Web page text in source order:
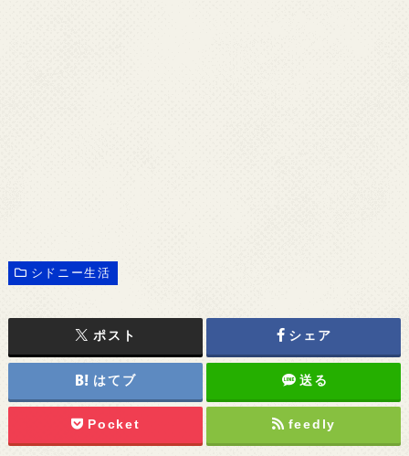
シドニー生活
ポスト シェア
はてブ 送る
Pocket feedly